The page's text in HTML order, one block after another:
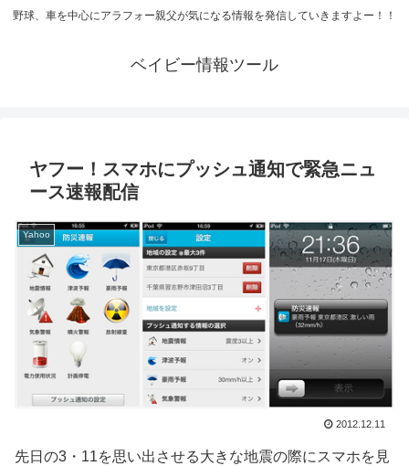
野球、車を中心にアラフォー親父が気になる情報を発信していきますよー！！
ベイビー情報ツール
ヤフー！スマホにプッシュ通知で緊急ニュ
ース速報配信
Yahoo
2012.12.11
先日の3・11を思い出させる大きな地震の際にスマホを見